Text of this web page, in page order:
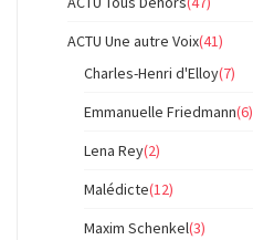
ACTU Une autre Voix(41)
Charles-Henri d'Elloy(7)
Emmanuelle Friedmann(6)
Lena Rey(2)
Malédicte(12)
Maxim Schenkel(3)